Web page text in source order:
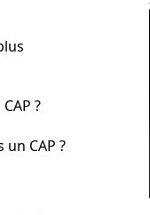
?
CAP ?